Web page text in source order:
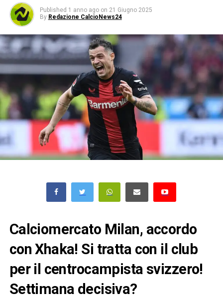
Published 1 anno ago on 21 Giugno 2025
By Redazione CalcioNews24
Calciomercato Milan, accordo
con Xhaka! Si tratta con il club
per il centrocampista svizzero!
Settimana decisiva?